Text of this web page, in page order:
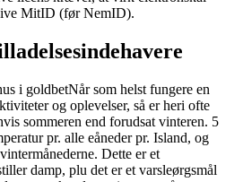
MitID (før NemID).
Når som helst fungere en
og oplevelser, så er heri ofte
sommeren end forudsat vinteren. 5
pr. alle eåneder pr. Island, og
Dette er et
damp, plu det er et varsleørgsmål